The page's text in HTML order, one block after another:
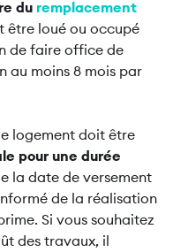
du remplacement
être loué ou occupé
de faire office de
au moins 8 mois par
logement doit être
pour une durée
la date de versement
de la réalisation
Si vous souhaitez
des travaux, il